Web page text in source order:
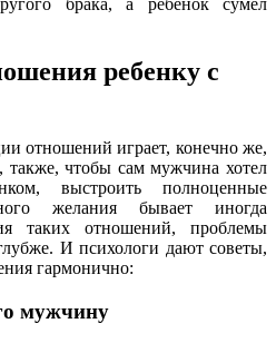
ребенку с
отношений играет, конечно же,
чтобы сам мужчина хотел
выстроить полноценные
желания бывает иногда
таких отношений, проблемы
И психологи дают советы,
гармонично:
мужчину